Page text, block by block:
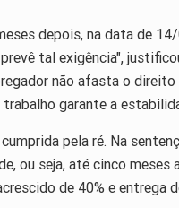
depois, na data de
tal exigência",
não afasta o
garante a
pela ré. Na
ou seja, até cinco
de 40% e entrega